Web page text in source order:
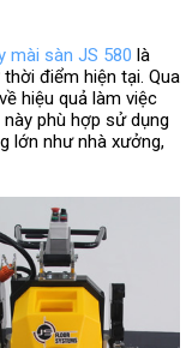
mài sàn JS 580 là
điểm hiện tại. Qua
hiệu quả làm việc
phù hợp sử dụng
lớn như nhà xưởng,